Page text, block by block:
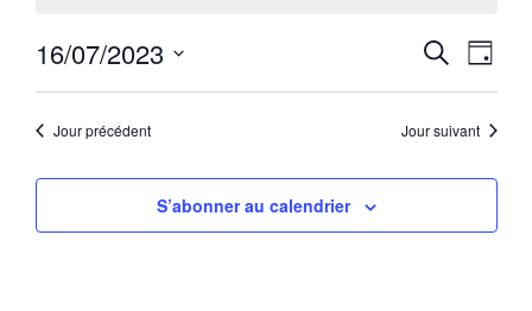
et
de
Recherche
de
vues
Jour
16/07/2023
date.Jour précédent Jour suivant
S’abonner au calendrier